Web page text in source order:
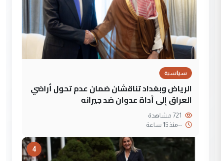
سياسية
الرياض وبغداد تناقشان ضمان عدم تحول أراضي
العراق إلى أداة عدوان ضد جيرانه
--منذ 15 ساعة
4